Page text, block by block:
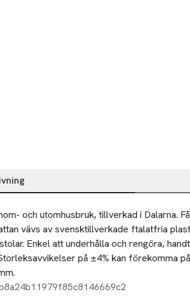
och utomhusbruk, tillverkad i Dalarna.
vävs av svensktillverkade ftalatfria
Enkel att underhålla och rengöra,
på ±4% kan förekomma